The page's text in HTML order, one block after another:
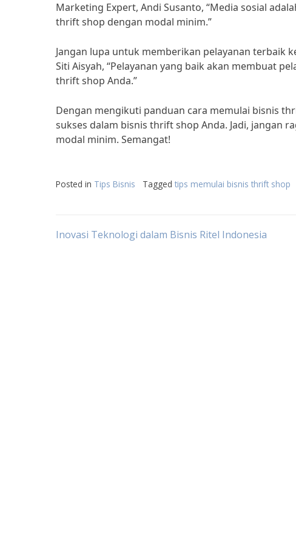
Marketing Expert, Andi Susanto, “Media sosial
thrift shop dengan modal minim.”
Jangan lupa untuk memberikan pelayanan terbaik
Siti Aisyah, “Pelayanan yang baik akan membuat
thrift shop Anda.”
Dengan mengikuti panduan cara memulai bisnis
sukses dalam bisnis thrift shop Anda. Jadi, jangan
modal minim. Semangat!
Posted in Tips Bisnis Tagged tips memulai bisnis thrift shop
Post
Inovasi Teknologi dalam Bisnis Ritel Indonesia